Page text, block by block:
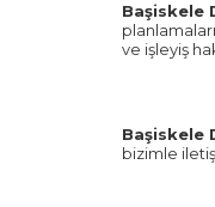
Başiskele
ve işleyiş
Başiskele
bizimle